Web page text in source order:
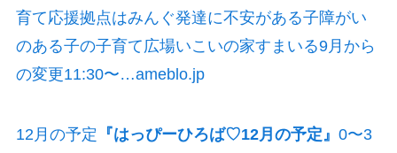
育て応援拠点はみんぐ発達に不安がある子障がい
のある子の子育て広場いこいの家すまいる9月から
の変更11:30〜…ameblo.jp
12月の予定 『はっぴーひろば♡12月の予定』 0〜3